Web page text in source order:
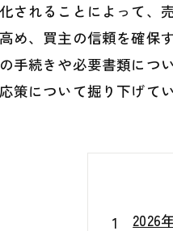
されることによって、
め、買主の信頼を確保
手続きや必要書類につ
策について掘り下げてい
2026